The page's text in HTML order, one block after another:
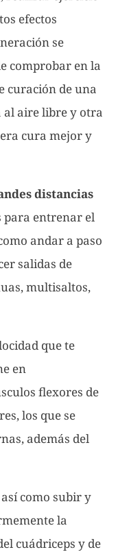
efectos
se
comprobar en la
curación de una
al aire libre y otra
cura mejor y
distancias
para entrenar el
andar a paso
salidas de
multisaltos,
que te
en
flexores de
los que se
además del
como subir y
la
cuádriceps y de